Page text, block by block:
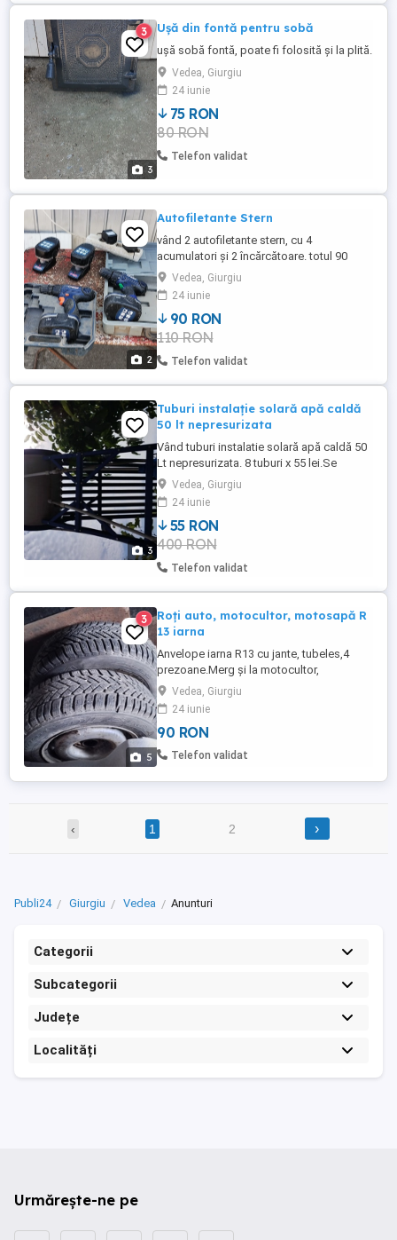
3
3 Ușă din fontă pentru sobă
ușă sobă fontă, poate fi folosită și la plită.
Vedea, Giurgiu
24 iunie
75 RON
80 RON
Telefon validat
2
Autofiletante Stern
vând 2 autofiletante stern, cu 4
acumulatori și 2 încărcătoare. totul 90
ron.Acumulatorii nu mai țin .
Vedea, Giurgiu
24 iunie
90 RON
110 RON
Telefon validat
3
Tuburi instalație solară apă caldă
50 lt nepresurizata
Vând tuburi instalatie solară apă caldă 50
Lt nepresurizata. 8 tuburi x 55 lei.Se
plătesc înainte de a le demonta,
cumpărătorul își asumă demontarea și
manipularea tuburilor. Nu trimit prin curier.
ms
Vedea, Giurgiu
24 iunie
55 RON
400 RON
Telefon validat
5
3
Roți auto, motocultor, motosapă R
13 iarna
Anvelope iarna R13 cu jante, tubeles,4
prezoane.Merg și la motocultor,
motosapă.90 lei/buc.
Vedea, Giurgiu
24 iunie
90 RON
Telefon validat
‹ 1 2 ›
Publi24 Giurgiu Vedea Anunturi
Categorii
Subcategorii
Județe
Localități
Urmărește-ne pe